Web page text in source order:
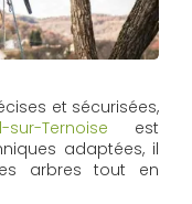
et sécurisées,
Ternoise est
adaptées, il
arbres tout en